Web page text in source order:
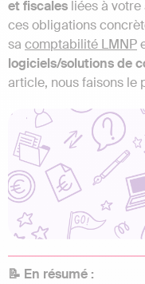
et fiscales liées à
ces obligations
sa comptabilité LMNP
logiciels/solutions de
article, nous faisons le
📝 En résumé :